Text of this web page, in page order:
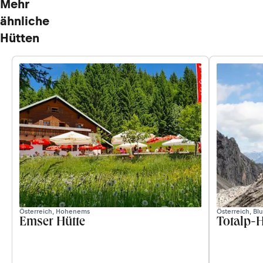
Mehr
ähnliche
Hütten
Österreich, Hohenems
Emser Hütte
Österreich,
Totalp-